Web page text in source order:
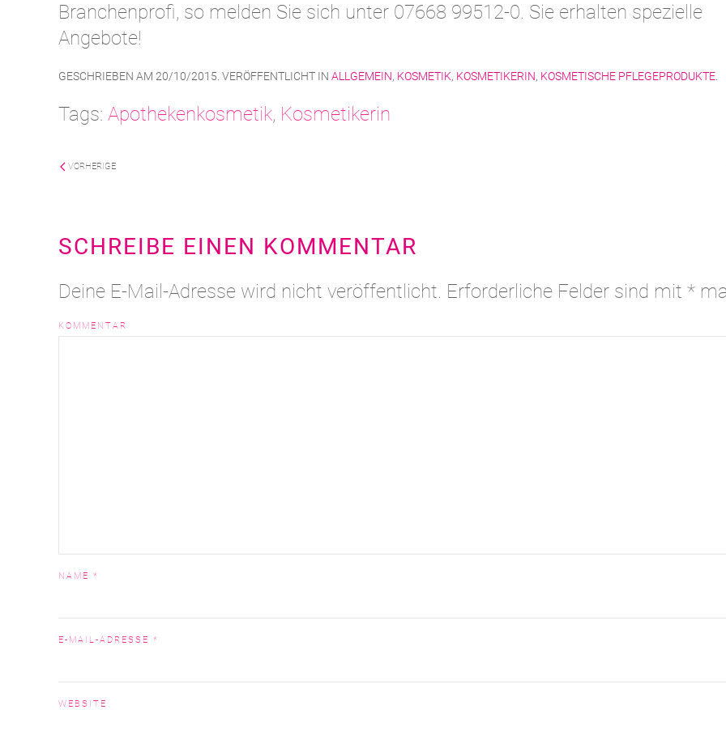
Branchenprofi, so melden Sie sich unter 07668 99512-0. Sie erhalten spezielle
Angebote!
GESCHRIEBEN AM 20/10/2015 . VERÖFFENTLICHT IN ALLGEMEIN, KOSMETIK, KOSMETIKERIN, KOSMETISCHE PFLEGEPRODUKTE
Tags: Apothekenkosmetik, Kosmetikerin
VORHERIGE
SCHREIBE EINEN KOMMENTAR
Deine E-Mail-Adresse wird nicht veröffentlicht. Erforderliche Felder sind mit *
KOMMENTAR
NAME *
E-MAIL-ADRESSE *
WEBSITE